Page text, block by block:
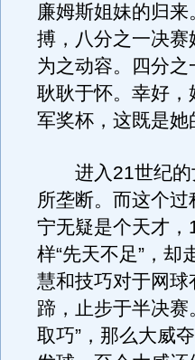
廉姆斯姐妹的归
搏，八分之一决
为之动容。四分
耿耿于怀。幸好
军奖杯，这既是
进入21世纪的
所垄断。而这个
宁无疑是个天才
样“先天不足”，
慧和技巧对于网
蹄，止步于半决
取巧”，那么大威